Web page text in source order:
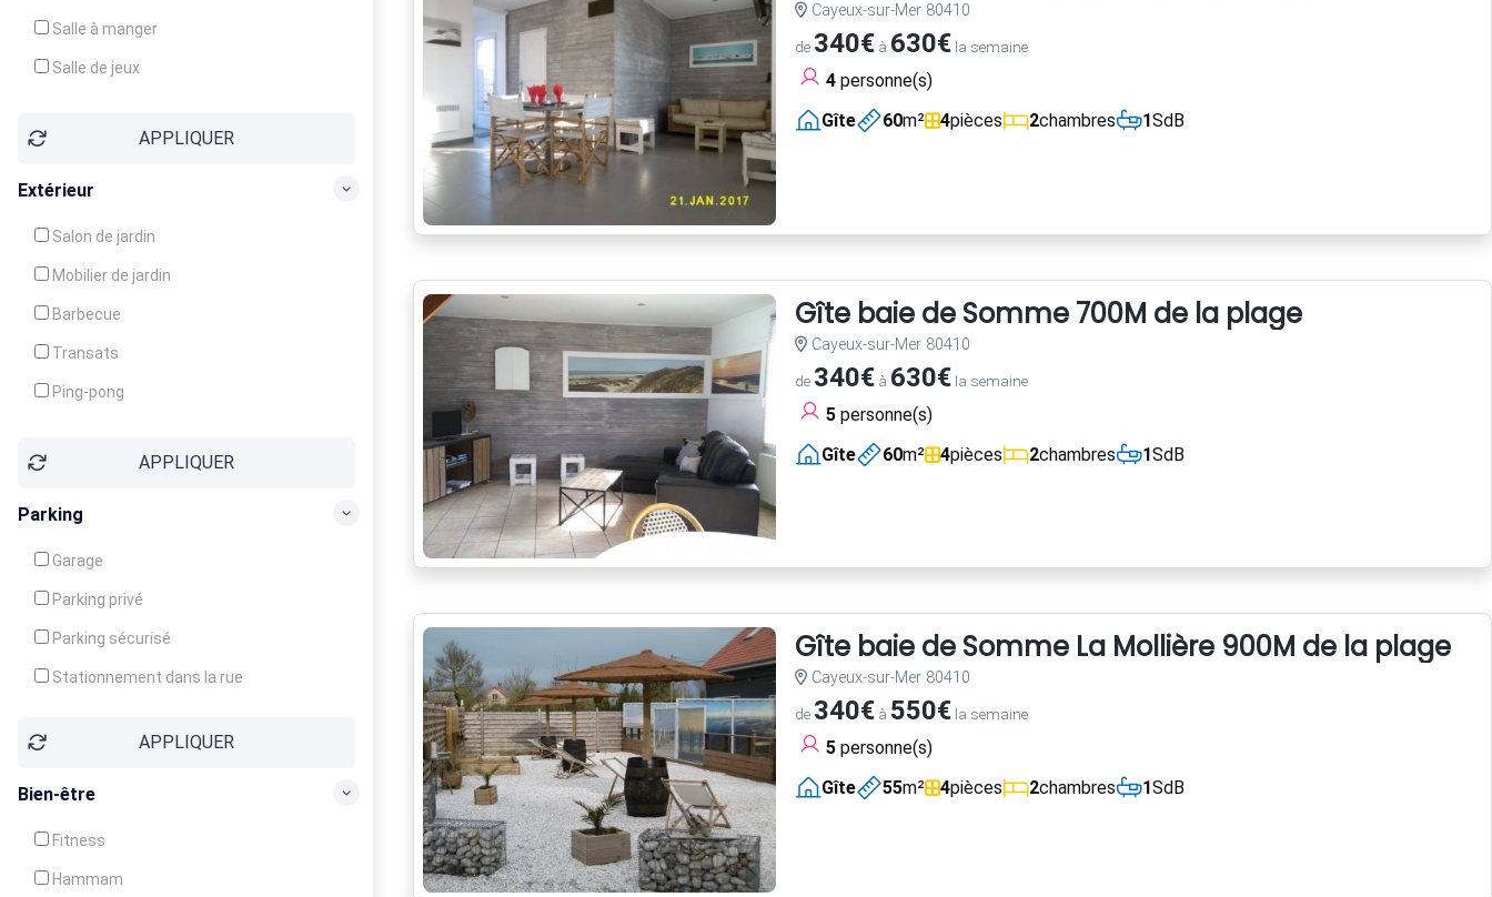
Salle à manger
Salle de jeux
Balcon / Terrasse
APPLIQUER
Extérieur
Salon de jardin
Mobilier de jardin
Barbecue
Transats
Ping-pong
Jeux d'enfantsAPPLIQUER
Parking
Garage
Parking privé
Parking sécurisé
Stationnement dans la rue
APPLIQUER
Bien-être
Fitness
Hammam
Cayeux-sur-Mer 80410
de 340€à 630€la semaine
4personne(s)
Gîte
60m² 4pièces 2chambres 1SdB
Gîte baie de Somme 700M de la plage
Cayeux-sur-Mer 80410
de 340€à 630€la semaine
5personne(s)
Gîte
60m² 4pièces 2chambres 1SdB
Gîte baie de Somme La Mollière 900M de la plage
Cayeux-sur-Mer 80410
de 340€à 550€la semaine
5personne(s)
Gîte
55m² 4pièces 2chambres 1SdB